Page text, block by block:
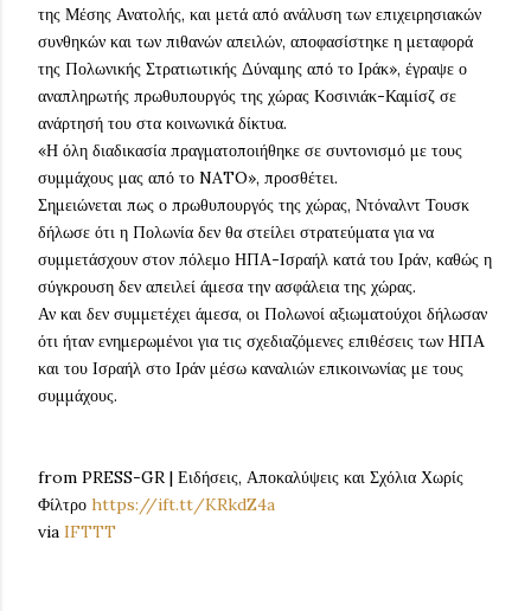
της Μέσης Ανατολής, και μετά από ανάλυση των επιχειρησιακών
συνθηκών και των πιθανών απειλών, αποφασίστηκε η μεταφορά
της Πολωνικής Στρατιωτικής Δύναμης από το Ιράκ», έγραψε ο
αναπληρωτής πρωθυπουργός της χώρας Κοσινιάκ-Καμίσζ σε
ανάρτησή του στα κοινωνικά δίκτυα.
«Η όλη διαδικασία πραγματοποιήθηκε σε συντονισμό με τους
συμμάχους μας από το NATO», προσθέτει.
Σημειώνεται πως ο πρωθυπουργός της χώρας, Ντόναλντ Τουσκ
δήλωσε ότι η Πολωνία δεν θα στείλει στρατεύματα για να
συμμετάσχουν στον πόλεμο ΗΠΑ-Ισραήλ κατά του Ιράν, καθώς η
σύγκρουση δεν απειλεί άμεσα την ασφάλεια της χώρας.
Αν και δεν συμμετέχει άμεσα, οι Πολωνοί αξιωματούχοι δήλωσαν
ότι ήταν ενημερωμένοι για τις σχεδιαζόμενες επιθέσεις των ΗΠΑ
και του Ισραήλ στο Ιράν μέσω καναλιών επικοινωνίας με τους
συμμάχους.
from PRESS-GR | Ειδήσεις, Αποκαλύψεις και Σχόλια Χωρίς
Φίλτρο https://ift.tt/KRkdZ4a
via IFTTT